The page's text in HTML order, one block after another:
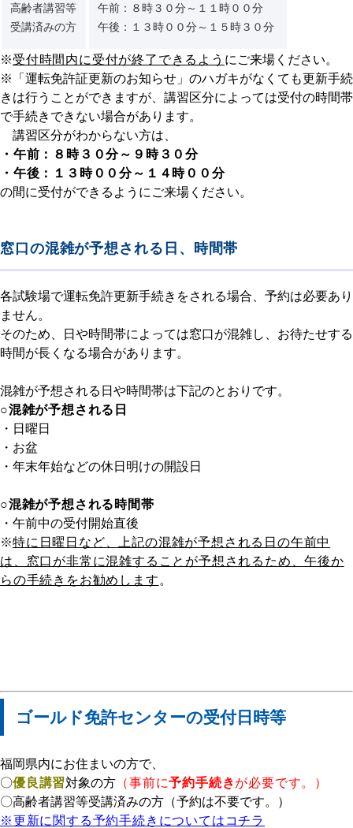
高齢者講習等
受講済みの方
午前：８時３０分～１１時００分
午後：１３時００分～１５時３０分
※受付時間内に受付が終了できるよう にご来場ください。
※「運転免許証更新のお知らせ」のハガキがなくても更新手続
きは行うことができますが、講習区分によっては受付の時間帯
で手続きできない場合があります。
講習区分がわからない方は、
・午前：８時３０分～９時３０分
・午後：１３時００分～１４時００分
の間に受付ができるようにご来場ください。
窓口の混雑が予想される日、時間帯
各試験場で運転免許更新手続きをされる場合、予約は必要あり
ません。
そのため、日や時間帯によっては窓口が混雑し、お待たせする
時間が長くなる場合があります。
混雑が予想される日や時間帯は下記のとおりです。
○混雑が予想される日
・日曜日
・お盆
・年末年始などの休日明けの開設日
○混雑が予想される時間帯
・午前中の受付開始直後
※特に日曜日など、上記の混雑が予想される日の午前中
は、窓口が非常に混雑することが予想されるため、午後か
らの手続きをお勧めします 。
ゴールド免許センターの受付日時等
福岡県内にお住まいの方で、
〇優良講習対象の方 （事前に予約手続きが必要です。）
〇高齢者講習等受講済みの方（予約は不要です。）
※更新に関する予約手続きについてはコチラ